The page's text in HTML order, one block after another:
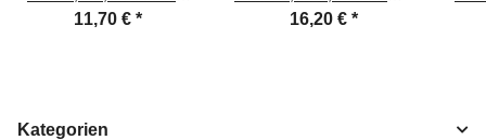
Carbon
11,70 € *
Carbon
16,20 € *
Kategorien